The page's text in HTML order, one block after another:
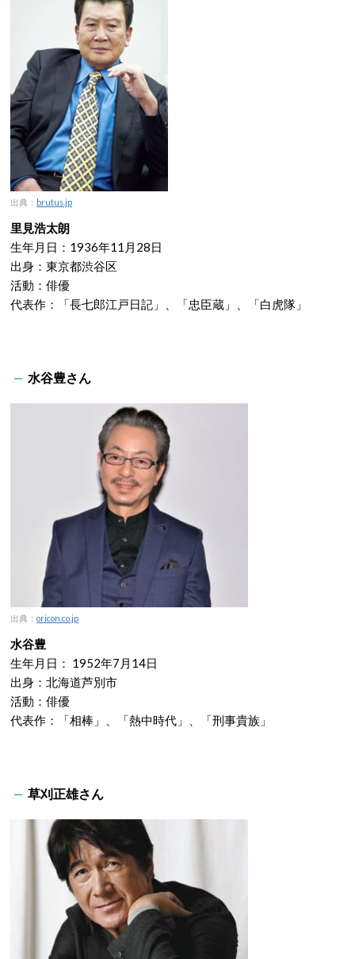
出典： brutus.jp
里見浩太朗
生年月日：1936年11月28日
出身：東京都渋谷区
活動：俳優
代表作：「長七郎江戸日記」、「忠臣蔵」、「白虎隊」
水谷豊さん
出典： oricon.co.jp
水谷豊
生年月日： 1952年7月14日
出身：北海道芦別市
活動：俳優
代表作：「相棒」、「熱中時代」、「刑事貴族」
草刈正雄さん